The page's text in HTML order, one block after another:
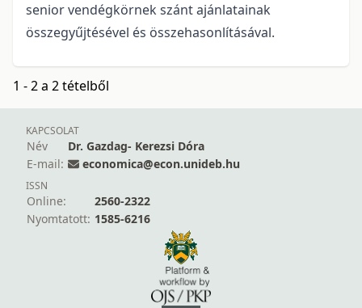
senior vendégkörnek szánt ajánlatainak
összegyűjtésével és összehasonlításával.
1 - 2 a 2 tételből
KAPCSOLAT
Név
Dr. Gazdag- Kerezsi Dóra
E-mail:
economica@econ.unideb.hu
ISSN
Online:
2560-2322
Nyomtatott: 1585-6216